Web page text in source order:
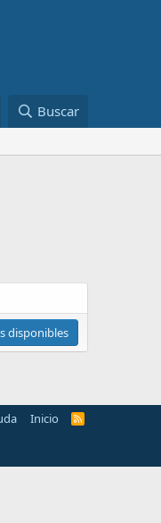
Buscar
disponibles
Inicio
R